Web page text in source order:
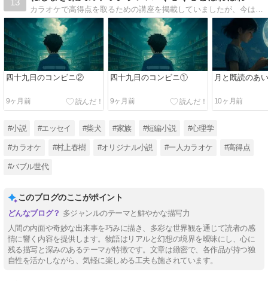
13
カラオケで高得点を取るための講座を掲載していましたが、今はエッセイも掲載しています。過去の自分のトラウマを文章化することで昇華できないものかと思いエッセイも書き始めました。どちらか興味を持たれたらご覧ください。
四十九日のコンビニ②
9ヶ月前
四十九日のコンビニ①
9ヶ月前
月と既読のあ
10ヶ月前
#小説 #エッセイ #柴犬 #家族 #短編小説 #心理学
#カラオケ #村上春樹 #オリジナル小説 #一人カラオケ #高得点
#バブル世代
このブログのここがポイント
多ジャンルのテーマと鮮やかな描写力
人間の内面や奇妙な出来事を巧みに描き、多彩な世界観を通じて読者の感
情に響く内容を提供します。物語はリアルと幻想の境界を曖昧にし、心に
残る描写と深みのあるテーマが特徴です。文章は緻密で、各作品が持つ独
自性を活かしながら、気軽に楽しめる工夫も施されています。